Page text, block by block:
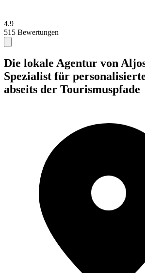
4.9
515 Bewertungen
Die lokale Agentur von
Spezialist für
abseits der Tourismuspfade